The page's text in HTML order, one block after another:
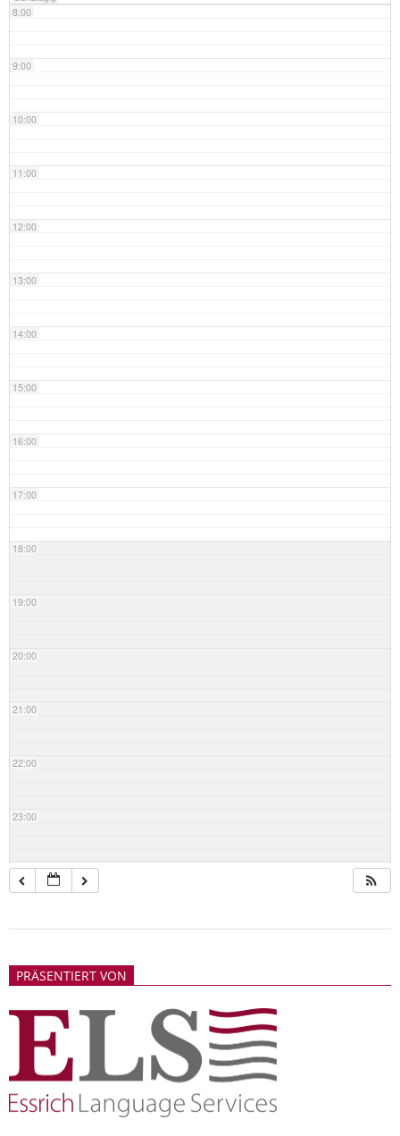
8:00
9:00
10:00
11:00
12:00
13:00
14:00
15:00
16:00
17:00
18:00
19:00
20:00
21:00
22:00
23:00
21PRÄSENTIERT VON